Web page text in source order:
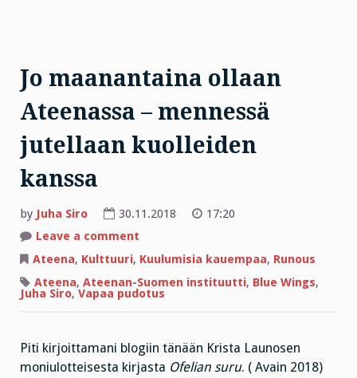
Jo maanantaina ollaan
Ateenassa – mennessä
jutellaan kuolleiden
kanssa
by Juha Siro 30.11.2018
17:20
Leave a comment
maanantaina
Ateenassa
–
Ateena, Kulttuuri, Kuulumisia kauempaa, Runous
Ateena, Ateenan-Suomen instituutti, Blue Wings,
Juha Siro, Vapaa pudotus
Piti kirjoittamani blogiin tänään Krista Launosen
moniulotteisesta kirjasta Ofelian suru. ( Avain 2018)